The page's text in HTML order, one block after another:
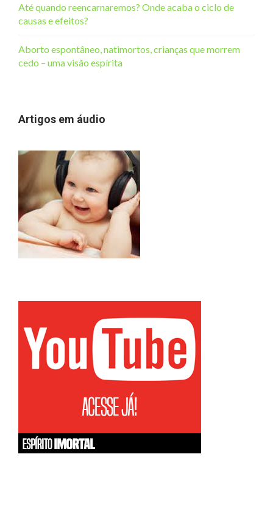
Até quando reencarnaremos? Onde acaba o ciclo de
causas e efeitos?
Aborto espontâneo, natimortos, crianças que morrem
cedo – uma visão espírita
Artigos em áudio